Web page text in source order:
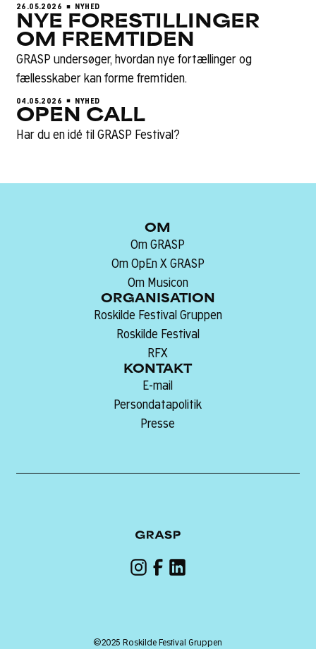
26.05.2026 NYHED
NYE FORESTILLINGER
OM FREMTIDEN
GRASP undersøger, hvordan nye fortællinger og
fællesskaber kan forme fremtiden.
04.05.2026 NYHED
OPEN CALL
Har du en idé til GRASP Festival?
OM
Om GRASP
Om OpEn X GRASP
Om Musicon
ORGANISATION
Roskilde Festival Gruppen
Roskilde Festival
RFX
KONTAKT
E-mail
Persondatapolitik
Presse
©2025 Roskilde Festival Gruppen